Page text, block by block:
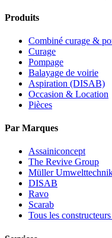
Produits
Combiné curage &
Curage
Pompage
Balayage de voirie
Aspiration (DISAB)
Occasion & Location
Pièces
Par Marques
Assainiconcept
The Revive Group
Müller
DISAB
Ravo
Scarab
Tous les